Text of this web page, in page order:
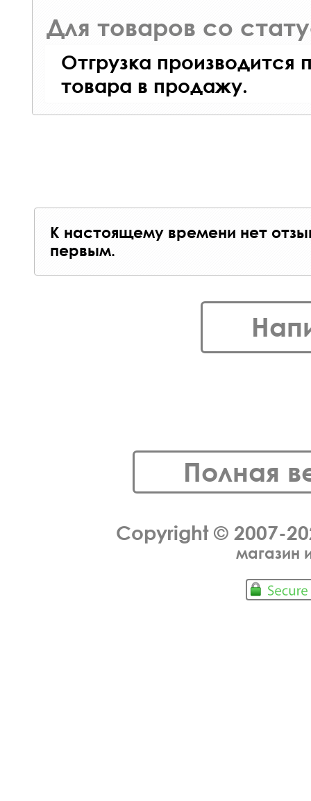
Для товаров со
Отгрузка производится
товара в продажу.
К настоящему времени нет
первым.
Полная
Copyright © 2007-
магазин